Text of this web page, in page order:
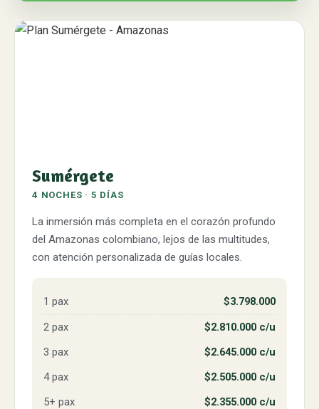
Sumérgete
4 NOCHES · 5 DÍAS
La inmersión más completa en el corazón profundo
del Amazonas colombiano, lejos de las multitudes,
con atención personalizada de guías locales.
1 pax
$3.798.000
2 pax
$2.810.000 c/u
3 pax
$2.645.000 c/u
4 pax
$2.505.000 c/u
5+ pax
$2.355.000 c/u